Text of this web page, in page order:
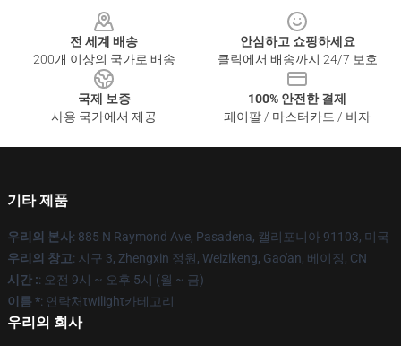
전 세계 배송
200개 이상의 국가로 배송
안심하고 쇼핑하세요
클릭에서 배송까지 24/7 보호
국제 보증
사용 국가에서 제공
100% 안전한 결제
페이팔 / 마스터카드 / 비자
기타 제품
우리의 본사: 885 N Raymond Ave, Pasadena, 캘리포니아 91103, 미국
우리의 창고: 지구 3, Zhengxin 정원, Weizikeng, Gao'an, 베이징, CN
시간 :: 오전 9시 ~ 오후 5시 (월 ~ 금)
이름 *: 연락처twilight카테고리
우리의 회사